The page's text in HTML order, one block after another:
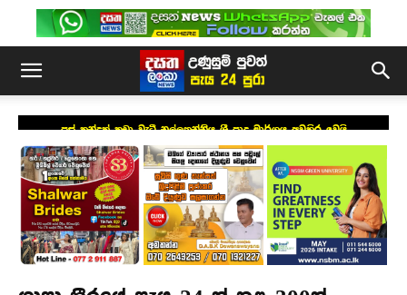
පස් කන්දක් කඩා වැටී නල්ලතන්නිය ශ්‍රී පාද මාර්ගය අවහිර වෙයි